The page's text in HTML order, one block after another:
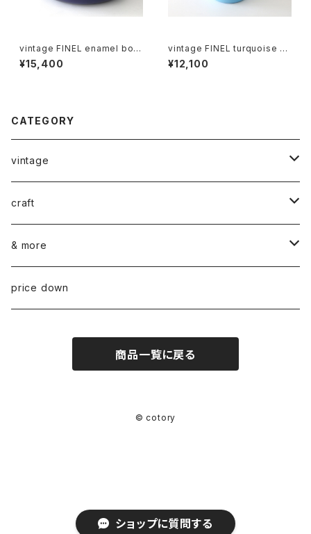
ショップに質問する
vintage FINEL enamel bow
l L / ヴィンテージ カイ・フランク
ホーローボウル L
¥15,400
vintage FINEL turquoise en
amel mug A / ヴィンテージ カ
イ・フランク ホーローマグカップ
¥12,100
CATEGORY
vintage
ceramics
ARABIA
GUSTAVSBERG
glass
NUUTAJÄRVI
fabric
craft
染め花Horry
山口 和宏 木の器
水村 真由子 木の食具
& more
wear
price down
商品一覧に戻る
© cotory